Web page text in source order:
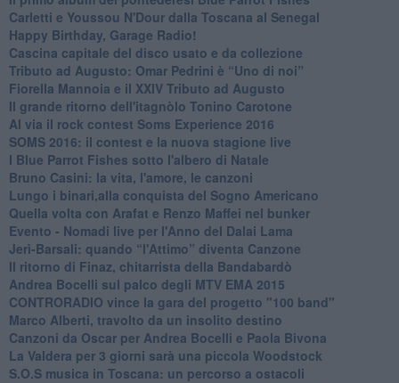
Carletti e Youssou N'Dour dalla Toscana al Senegal
Happy Birthday, Garage Radio!
​Cascina capitale del disco usato e da collezione
Tributo ad Augusto: Omar Pedrini è “Uno di noi”
​Fiorella Mannoia e il XXIV Tributo ad Augusto
Il grande ritorno dell'itagnòlo Tonino Carotone
​Al via il rock contest Soms Experience 2016
​SOMS 2016: il contest e la nuova stagione live
I Blue Parrot Fishes sotto l'albero di Natale
Bruno Casini: la vita, l'amore, le canzoni
​Lungo i binari,alla conquista del Sogno Americano
​Quella volta con Arafat e Renzo Maffei nel bunker
​Evento - Nomadi live per l'Anno del Dalai Lama
Jerì-Barsali: quando “l'Attimo” diventa Canzone
Il ritorno di Finaz, chitarrista della Bandabardò
Andrea Bocelli sul palco degli MTV EMA 2015
CONTRORADIO vince la gara del progetto "100 band"
Marco Alberti, travolto da un insolito destino
Canzoni da Oscar per Andrea Bocelli e Paola Bivona
La Valdera per 3 giorni sarà una piccola Woodstock
S.O.S musica in Toscana: un percorso a ostacoli